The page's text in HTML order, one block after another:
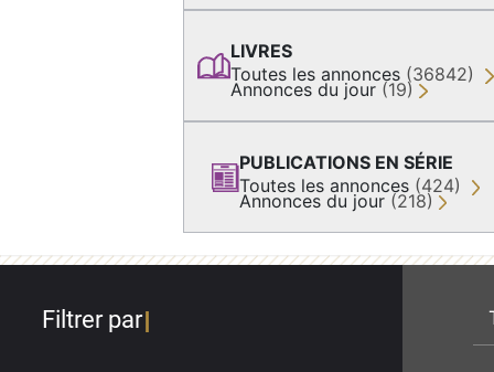
LIVRES
Toutes les annonces (36842)
Annonces du jour (19)
PUBLICATIONS EN SÉRIE
Toutes les annonces (424)
Annonces du jour (218)
Filtrer par